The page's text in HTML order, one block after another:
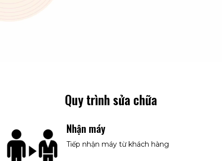
Quy trình sửa chữa
Nhận máy
Tiếp nhận máy từ khách hàng